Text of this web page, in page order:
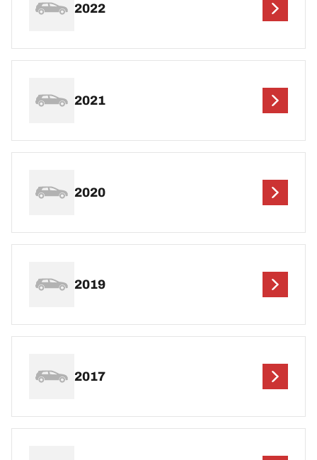
2022
2021
2020
2019
2017